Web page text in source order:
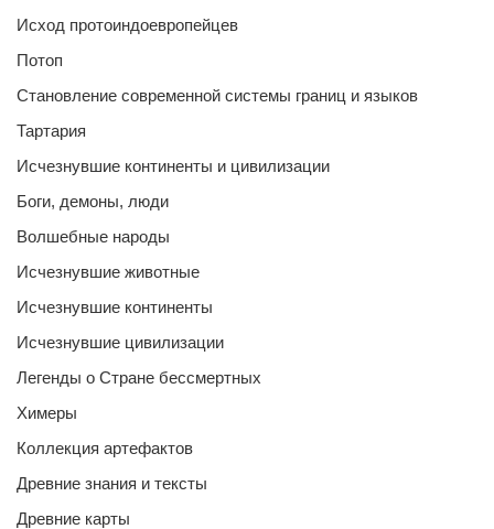
Исход протоиндоевропейцев
Потоп
Становление современной системы границ и языков
Тартария
Исчезнувшие континенты и цивилизации
Боги, демоны, люди
Волшебные народы
Исчезнувшие животные
Исчезнувшие континенты
Исчезнувшие цивилизации
Легенды о Стране бессмертных
Химеры
Коллекция артефактов
Древние знания и тексты
Древние карты